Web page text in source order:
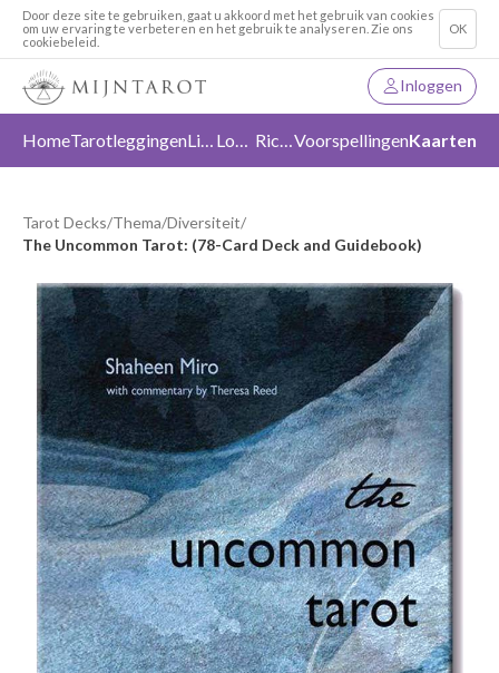
Door deze site te gebruiken, gaat u akkoord met het gebruik van cookies
om uw ervaring te verbeteren en het gebruik te analyseren. Zie ons
cookiebeleid.
OK
Inloggen
HomeTarotleggingen Liefde Loslaten RichtingVoorspellingenKaarten
Tarot Decks/Thema/Diversiteit/
The Uncommon Tarot: (78-Card Deck and Guidebook)